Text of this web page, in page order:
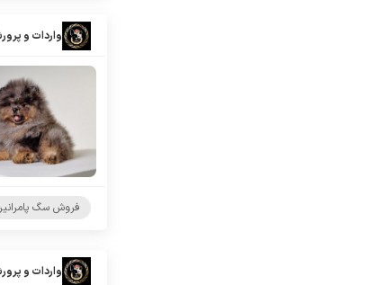
واردات و
فروش سگ
واردات و